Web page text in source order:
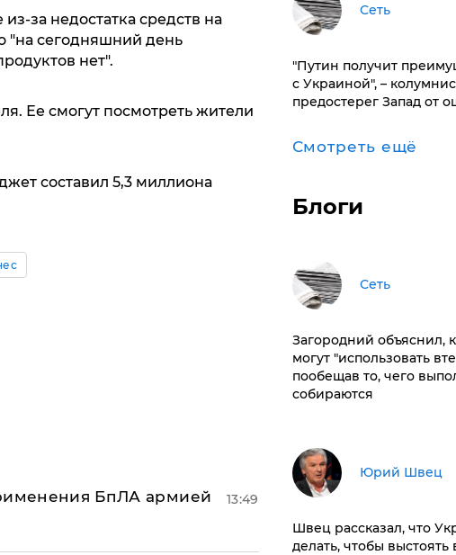
за недостатка средств на
"на сегодняшний день
нет".
Ее смогут посмотреть жители
составил 5,3 миллиона
БпЛА армией
13:49
Сеть
"Путин получит
с Украиной", –
предостерег Запад от
Смотреть ещё
Блоги
Сеть
Загородний объяснил,
могут "использовать
пообещав то, чего
собираются
Юрий Швец
Швец рассказал, что
делать, чтобы выстоять